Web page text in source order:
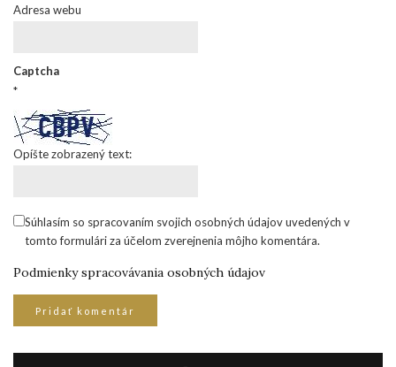
Adresa webu
Captcha
*
Opíšte zobrazený text:
Súhlasím so spracovaním svojich osobných údajov uvedených v
tomto formulári za účelom zverejnenia môjho komentára.
Podmienky spracovávania osobných údajov